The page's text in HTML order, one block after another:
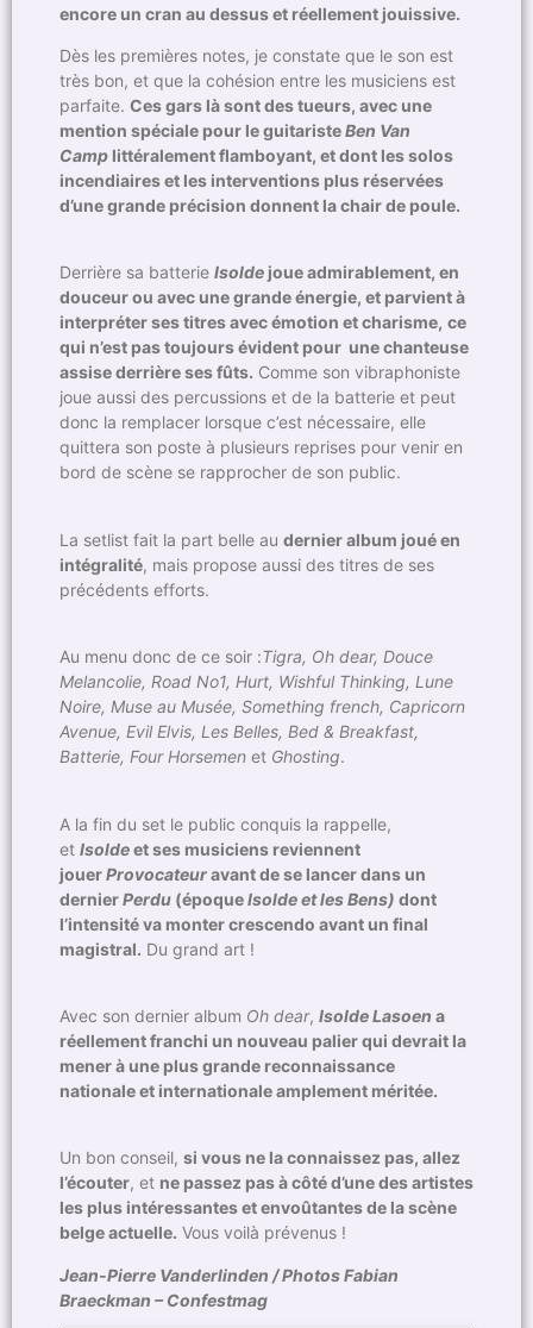
encore un cran au dessus et réellement jouissive.
Dès les premières notes, je constate que le son est
très bon, et que la cohésion entre les musiciens est
parfaite. Ces gars là sont des tueurs, avec une
mention spéciale pour le guitaristeBen Van
Camp littéralement flamboyant, et dont les solos
incendiaires et les interventions plus réservées
d’une grande précision donnent la chair de poule.
Derrière sa batterie Isolde joue admirablement, en
douceur ou avec une grande énergie, et parvient à
interpréter ses titres avec émotion et charisme, ce
qui n’est pas toujours évident pour une chanteuse
assise derrière ses fûts. Comme son vibraphoniste
joue aussi des percussions et de la batterie et peut
donc la remplacer lorsque c’est nécessaire, elle
quittera son poste à plusieurs reprises pour venir en
bord de scène se rapprocher de son public.
La setlist fait la part belle au dernier album joué en
intégralité, mais propose aussi des titres de ses
précédents efforts.
Au menu donc de ce soir :Tigra, Oh dear, Douce
Melancolie, Road No1, Hurt, Wishful Thinking, Lune
Noire, Muse au Musée, Something french, Capricorn
Avenue, Evil Elvis, Les Belles, Bed & Breakfast,
Batterie, Four Horsemen et Ghosting.
A la fin du set le public conquis la rappelle,
et Isoldeet ses musiciens reviennent
jouerProvocateuravant de se lancer dans un
dernierPerdu (époqueIsolde et les Bens) dont
l’intensité va monter crescendo avant un final
magistral. Du grand art !
Avec son dernier album Oh dear, Isolde Lasoen a
réellement franchi un nouveau palier qui devrait la
mener à une plus grande reconnaissance
nationale et internationale amplement méritée.
Un bon conseil, si vous ne la connaissez pas, allez
l’écouter, et ne passez pas à côté d’une des artistes
les plus intéressantes et envoûtantes de la scène
belge actuelle. Vous voilà prévenus !
Jean-Pierre Vanderlinden / Photos Fabian
Braeckman – Confestmag